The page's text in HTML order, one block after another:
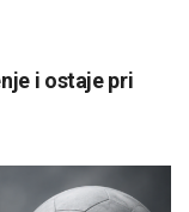
i ostaje pri